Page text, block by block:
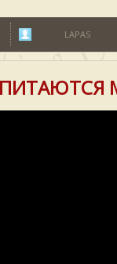
LAPAS